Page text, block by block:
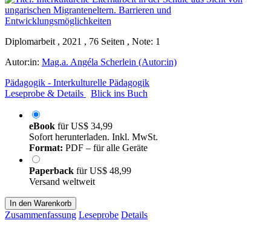
Diplomarbeit , 2021 , 76 Seiten , Note: 1
Autor:in: Mag.a. Angéla Scherlein (Autor:in)
Pädagogik - Interkulturelle Pädagogik
Leseprobe & Details
Blick ins Buch
eBook fürUS$ 34,99
Sofort herunterladen. Inkl. MwSt.
Format: PDF – für alle Geräte
Paperback fürUS$ 48,99
Versand weltweit
In den Warenkorb
Zusammenfassung Leseprobe Details